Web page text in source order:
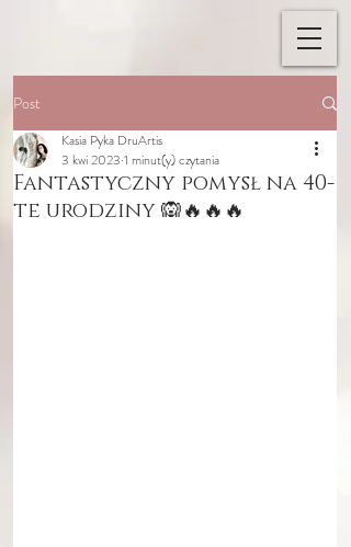
Post
Fantastyczny pomysł na 40-
te urodziny 🙉🔥🔥🔥
Kasia Pyka DruArtis
3 kwi 2023 1 minut(y) czytania